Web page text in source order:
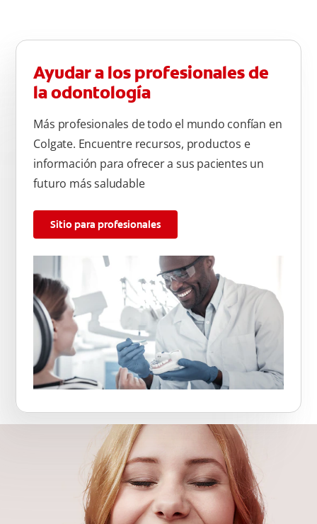
Ayudar a los profesionales de
la odontología
Más profesionales de todo el mundo confían en
Colgate. Encuentre recursos, productos e
información para ofrecer a sus pacientes un
futuro más saludable
Sitio para profesionales